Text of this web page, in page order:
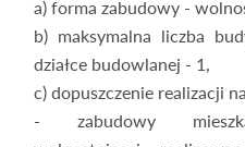
a) forma zabudowy -
b) maksymalna liczba
działce budowlanej - 1,
c) dopuszczenie realizacji
- zabudowy